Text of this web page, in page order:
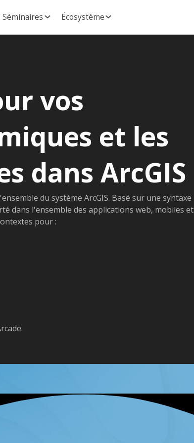
Séminaires Écosystème
vos
et les
dans ArcGIS
du système ArcGIS. Basé sur une syntaxe
dans l'ensemble des applications web, mobiles et
pour :